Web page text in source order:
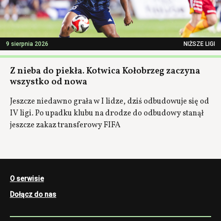
9 sierpnia 2026 NIŻSZE LIGI
Z nieba do piekła. Kotwica Kołobrzeg zaczyna
wszystko od nowa
Jeszcze niedawno grała w I lidze, dziś odbudowuje się od
IV ligi. Po upadku klubu na drodze do odbudowy stanął
jeszcze zakaz transferowy FIFA
O serwisie
Dołącz do nas